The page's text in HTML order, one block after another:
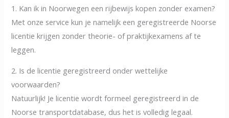
1. Kan ik in Noorwegen een rijbewijs kopen zonder examen?
Met onze service kun je namelijk een geregistreerde Noorse
licentie krijgen zonder theorie- of praktijkexamens af te
leggen.
2. Is de licentie geregistreerd onder wettelijke
voorwaarden?
Natuurlijk! Je licentie wordt formeel geregistreerd in de
Noorse transportdatabase, dus het is volledig legaal.